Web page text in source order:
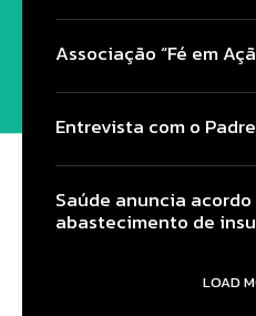
Associação “Fé em
Entrevista com o
Saúde anuncia
abastecimento de
LOAD